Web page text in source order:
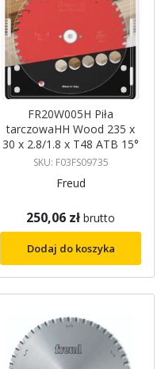
FR20W005H Piła
tarczowaHH Wood 235 x
30 x 2.8/1.8 x T48 ATB 15°
FREUD
SKU: F03FS09735
Freud
250,06 zł brutto
Dodaj do koszyka